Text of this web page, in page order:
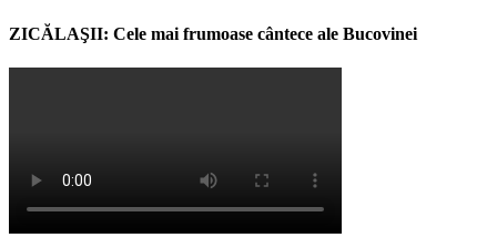
ZICĂLAŞII: Cele mai frumoase cântece ale Bucovinei